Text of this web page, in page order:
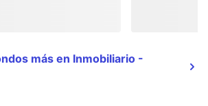
más en Inmobiliario -